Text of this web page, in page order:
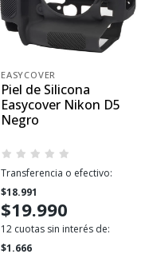
EASYCOVER
Piel de Silicona
Easycover Nikon D5
Negro
Transferencia o efectivo:
$18.991
$19.990
12 cuotas sin interés de:
$1.666